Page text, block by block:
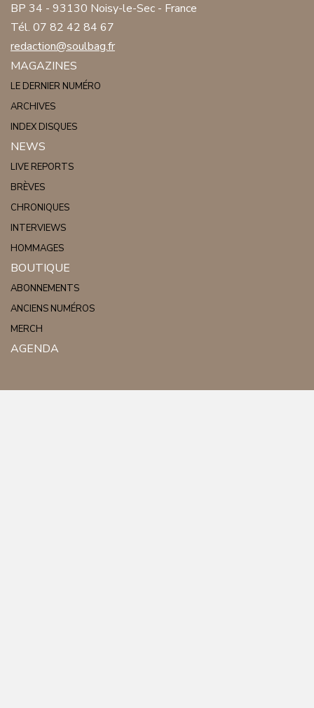
BP 34 - 93130 Noisy-le-Sec - France
Tél. 07 82 42 84 67
redaction@soulbag.fr
MAGAZINES
LE DERNIER NUMÉRO
ARCHIVES
INDEX DISQUES
NEWS
LIVE REPORTS
BRÈVES
CHRONIQUES
INTERVIEWS
HOMMAGES
BOUTIQUE
ABONNEMENTS
ANCIENS NUMÉROS
MERCH
AGENDA